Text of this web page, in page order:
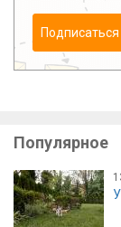
Подписаться
Популярное